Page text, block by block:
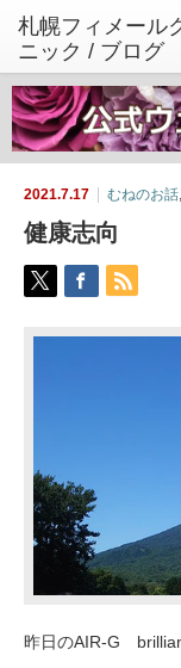
2021.7.17 むねのお話
健康志向
昨日のAIR-G